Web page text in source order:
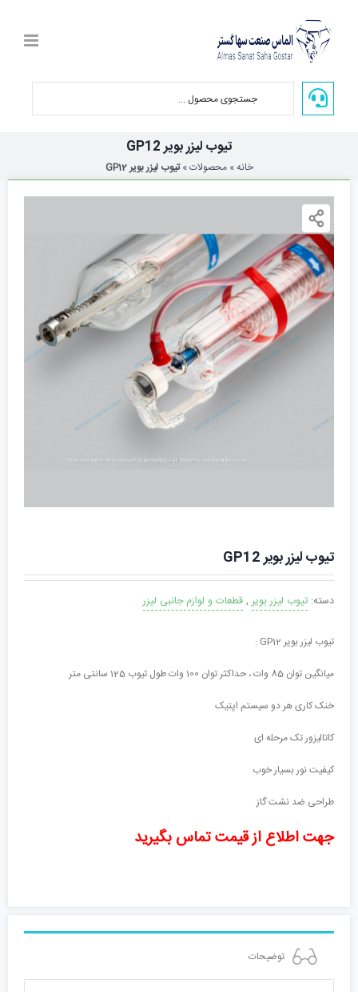
content
تیوب لیزر بویر GP12
خانه»محصولات»تیوب لیزر بویر GP12
تیوب لیزر بویر GP12
دسته: تیوب لیزر بویر ,قطعات و لوازم جانبی لیزر
تیوب لیزر بویر GP12 :
میانگین توان 85 وات ، حداکثر توان 100 وات طول تیوب 125 سانتی متر
خنک کاری هر دو سیستم اپتیک
کاتالیزور تک مرحله ای
کیفیت نور بسیار خوب
طراحی ضد نشت گاز
جهت اطلاع از قیمت تماس بگیرید
توضیحات